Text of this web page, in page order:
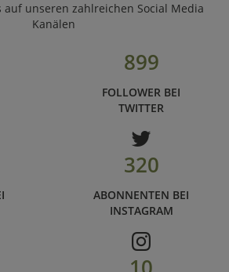
auf unseren zahlreichen Social Media
Kanälen
899
FOLLOWER BEI
TWITTER
320
ABONNENTEN BEI
INSTAGRAM